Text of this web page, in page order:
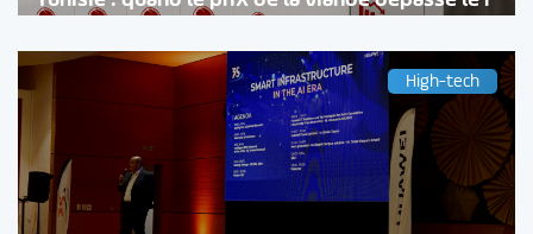
High-tech